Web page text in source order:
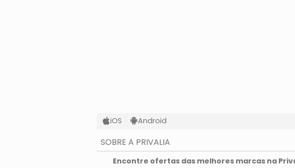
iOS Android
SOBRE A PRIVALIA
O que é a Privalia?
Encontre ofertas das melhores marcas na